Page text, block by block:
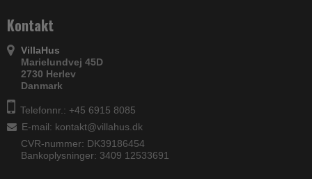
Kontakt
VillaHus
Marielundvej 45D
2730 Herlev
Danmark
Telefonnr.: +45 6915 8085
E-mail: kontakt@villahus.dk
CVR-nummer: DK39186454
Bankoplysninger: 3409 12533691